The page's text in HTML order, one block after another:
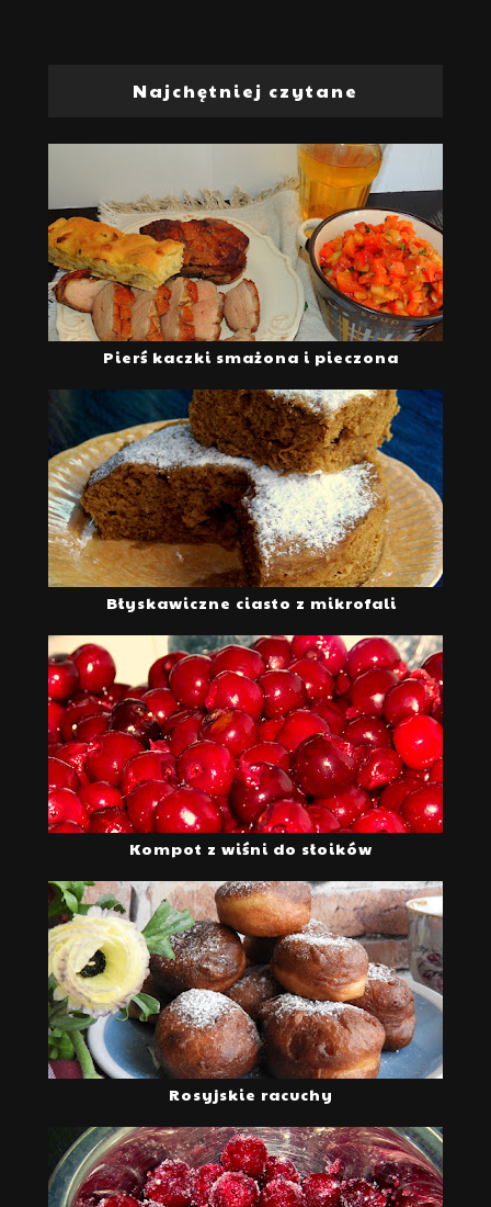
Najchętniej czytane
Pierś kaczki smażona i pieczona
Błyskawiczne ciasto z mikrofali
Kompot z wiśni do słoików
Rosyjskie racuchy